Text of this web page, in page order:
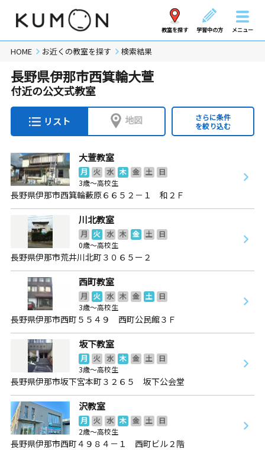
教室を探す 学習中の方 メニュー
HOME お近くの教室を探す 検索結果
長野県伊那市西箕輪大萱
付近の公文式教室
リスト 地図
さらに条件
を絞り込む
大萱教室
月 火 水 木 金 土
日
3歳～高校生
長野県伊那市西箕輪藪原６６５２－１ 和２Ｆ
川北教室
月 火 水 木 金 土
日
0歳～高校生
長野県伊那市荒井川北町３０６５ー２
西町教室
月 火 水 木 金 土
日
3歳～高校生
長野県伊那市西町５５４９ 西町公民館３Ｆ
坂下教室
月 火 水 木 金 土
日
3歳～高校生
長野県伊那市坂下宮本町３２６５ 坂下公会堂
沢教室
月 火 水 木 金 土
日
2歳～高校生
長野県伊那市西町４９８４－１ 西町ビル２階